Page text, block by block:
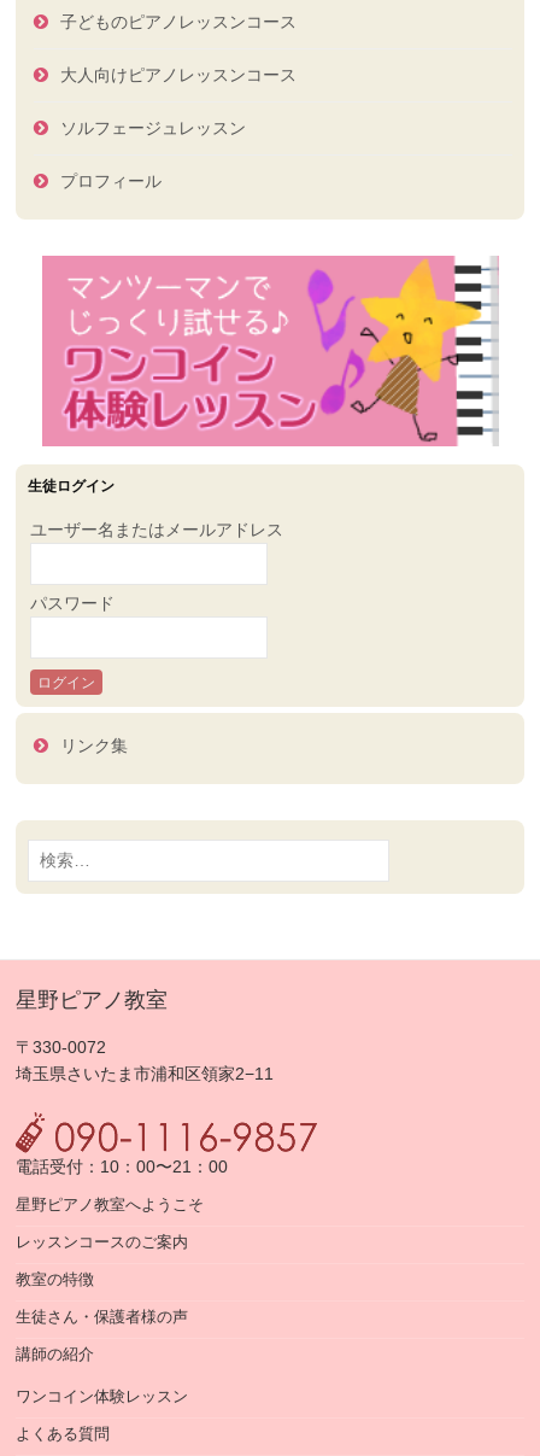
グ
事
子どものピアノレッスンコース
大人向けピアノレッスンコース
ソルフェージュレッスン
プロフィール
生徒ログイン
ユーザー名またはメールアドレス
パスワード
リンク集
検
索:
星野ピアノ教室
〒330-0072
埼玉県さいたま市浦和区領家2−11
電話受付：10：00〜21：00
星野ピアノ教室へようこそ
レッスンコースのご案内
教室の特徴
生徒さん・保護者様の声
講師の紹介
ワンコイン体験レッスン
よくある質問